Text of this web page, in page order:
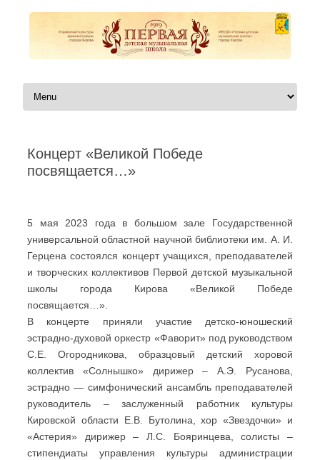
Перейти к содержимому
Концерт «Великой Победе
посвящается…»
5 мая 2023 года в большом зале Государственной
универсальной областной научной библиотеки им. А. И.
Герцена состоялся концерт учащихся, преподавателей
и творческих коллективов Первой детской музыкальной
школы города Кирова «Великой Победе
посвящается…».
В концерте приняли участие детско-юношеский
эстрадно-духовой оркестр «Фаворит» под руководством
С.Е. Огородникова, образцовый детский хоровой
коллектив «Солнышко» дирижер – А.Э. Русанова,
эстрадно — симфонический ансамбль преподавателей
руководитель – заслуженный работник культуры
Кировской области Е.В. Бутолина, хор «Звездочки» и
«Астерия» дирижер – Л.С. Бояринцева, солисты –
стипендиаты управления культуры администрации